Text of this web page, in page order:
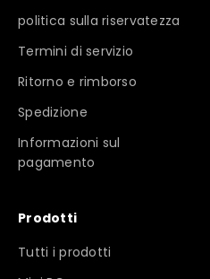
politica sulla riservatezza
Termini di servizio
Ritorno e rimborso
Spedizione
Informazioni sul
pagamento
Prodotti
Tutti i prodotti